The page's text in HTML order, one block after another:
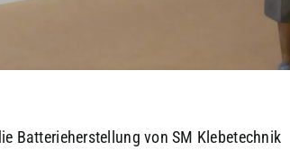
Batterieherstellung von SM Klebetechnik